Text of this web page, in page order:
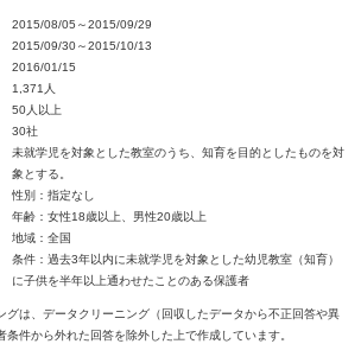
2015/08/05～2015/09/29
2015/09/30～2015/10/13
2016/01/15
1,371人
50人以上
30社
未就学児を対象とした教室のうち、知育を目的としたものを対
象とする。
性別：指定なし
年齢：女性18歳以上、男性20歳以上
地域：全国
条件：過去3年以内に未就学児を対象とした幼児教室（知育）
に子供を半年以上通わせたことのある保護者
は、データクリーニング（回収したデータから不正回答や異
件から外れた回答を除外した上で作成しています。